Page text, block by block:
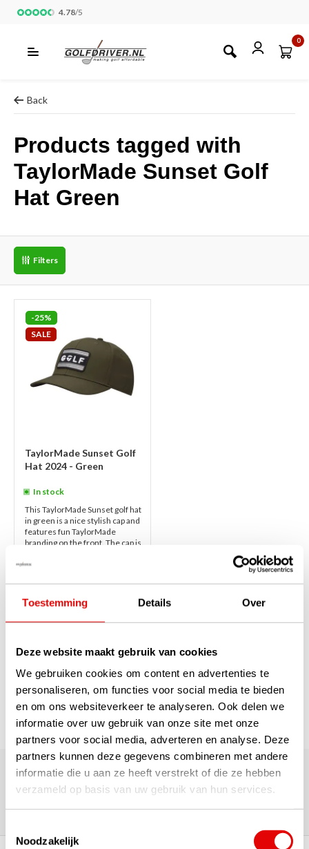
Toestemming Details Over
Deze website maakt gebruik van cookies
We gebruiken cookies om content en advertenties te
personaliseren, om functies voor social media te bieden
en om ons websiteverkeer te analyseren. Ook delen we
informatie over uw gebruik van onze site met onze
partners voor social media, adverteren en analyse. Deze
partners kunnen deze gegevens combineren met andere
informatie die u aan ze heeft verstrekt of die ze hebben
verzameld op basis van uw gebruik van hun services.
Noodzakelijk
4.78/5
0
Back
Products tagged with
TaylorMade Sunset Golf
Hat Green
Filters
-25%
SALE
TaylorMade Sunset Golf
Hat 2024 - Green
In stock
This TaylorMade Sunset golf hat
in green is a nice stylish cap and
features fun TaylorMade
branding on the front. The cap is
more
€22,50
Page 1 of 1
180,000+ Customers | 5,000+ Reviews | Trusted Shops,
TrustPilot, Google
Reviews: What our customers
say